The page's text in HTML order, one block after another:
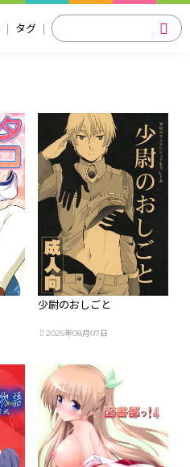
タグ
少尉のおしごと
2025年08月07日